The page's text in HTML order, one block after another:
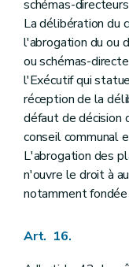
schémas-
La délibération du
l'abrogation du ou
ou schémas-
l'Exécutif qui
réception de la
défaut de décision
conseil communal
L'abrogation des
n'ouvre le droit à
notamment
Art. 16.